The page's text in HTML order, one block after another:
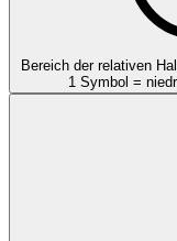
Bereich der relativen
1 Symbol =